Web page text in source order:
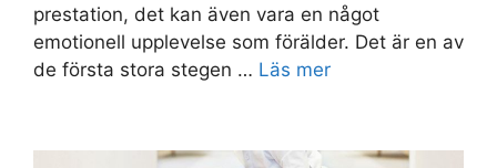
prestation, det kan även vara en något
emotionell upplevelse som förälder. Det är en av
de första stora stegen … Läs mer